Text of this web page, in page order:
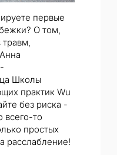
первые
О том,
травм,
Школы
практик Wu
без риска -
всего-то
простых
расслабление!